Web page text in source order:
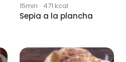
15min · 471 kcal
Sepia a la plancha